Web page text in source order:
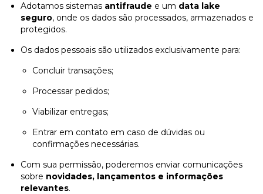
Adotamos sistemas antifraude e um data lake
seguro, onde os dados são processados, armazenados e
protegidos.
Os dados pessoais são utilizados exclusivamente para:
Concluir transações;
Processar pedidos;
Viabilizar entregas;
Entrar em contato em caso de dúvidas ou
confirmações necessárias.
Com sua permissão, poderemos enviar comunicações
sobre novidades, lançamentos e informações
relevantes.